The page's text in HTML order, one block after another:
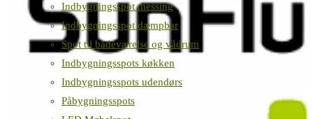
Indbygningsspot messing
Indbygningsspot dæmpbar
Spot til badeværelse og vådrum
Indbygningsspots køkken
Indbygningsspots udendørs
Påbygningsspots